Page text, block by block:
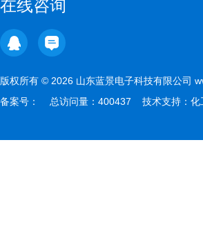
在线咨询
版权所有 © 2026 山东蓝景电子科技有限公司
备案号：
总访问量：400437 技术支持： 化